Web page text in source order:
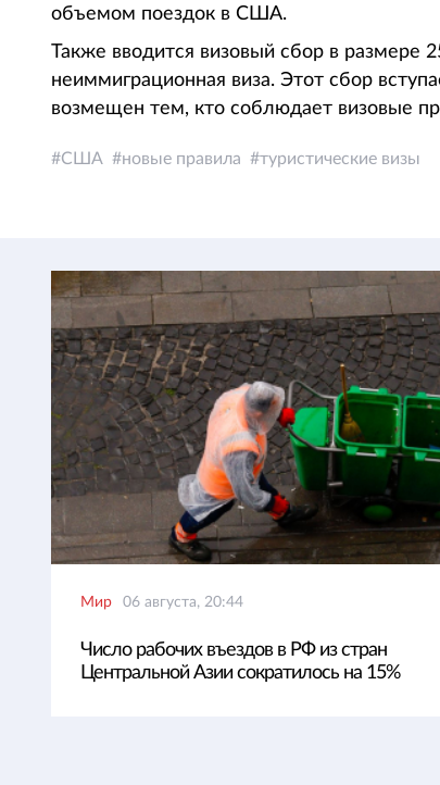
объемом поездок в США.
Также вводится визовый сбор в размере
неиммиграционная виза. Этот сбор
возмещен тем, кто соблюдает визовые
США новые правила туристические визы
Мир 06 августа, 20:44
Число рабочих въездов в РФ из стран
Центральной Азии сократилось на 15%